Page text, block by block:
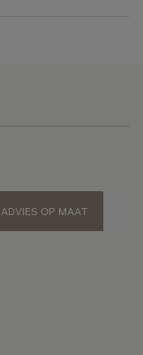
ADVIES OP MAAT